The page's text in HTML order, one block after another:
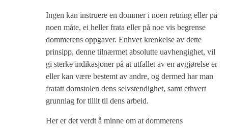
Ingen kan instruere en dommer i noen retning eller på
noen måte, ei heller frata eller på noe vis begrense
dommerens oppgaver. Enhver krenkelse av dette
prinsipp, denne tilnærmet absolutte uavhengighet, vil
gi sterke indikasjoner på at utfallet av en avgjørelse er
eller kan være bestemt av andre, og dermed har man
fratatt domstolen dens selvstendighet, samt ethvert
grunnlag for tillit til dens arbeid.
Her er det verdt å minne om at dommerens